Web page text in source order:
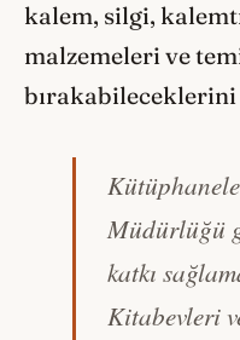
kalem, silgi,
malzemeleri ve
Müdürlüğü
katkı
Kitabevleri